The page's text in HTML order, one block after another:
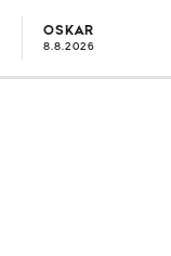
OSKAR
8.8.2026